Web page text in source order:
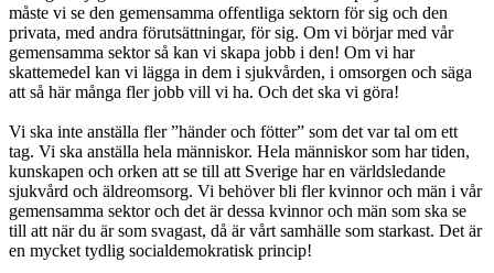
måste vi se den gemensamma offentliga sektorn för sig och den
privata, med andra förutsättningar, för sig. Om vi börjar med vår
gemensamma sektor så kan vi skapa jobb i den! Om vi har
skattemedel kan vi lägga in dem i sjukvården, i omsorgen och säga
att så här många fler jobb vill vi ha. Och det ska vi göra!
Vi ska inte anställa fler ”händer och fötter” som det var tal om ett
tag. Vi ska anställa hela människor. Hela människor som har tiden,
kunskapen och orken att se till att Sverige har en världsledande
sjukvård och äldreomsorg. Vi behöver bli fler kvinnor och män i vår
gemensamma sektor och det är dessa kvinnor och män som ska se
till att när du är som svagast, då är vårt samhälle som starkast. Det är
en mycket tydlig socialdemokratisk princip!